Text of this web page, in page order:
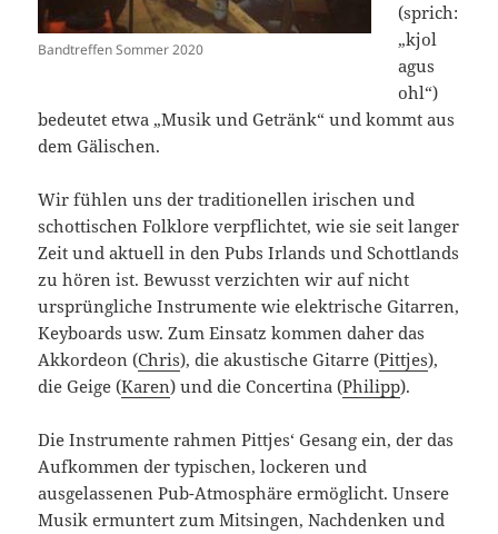
Bandtreffen Sommer 2020
(sprich:
„kjol
agus
ohl“)
bedeutet etwa „Musik und Getränk“ und kommt aus
dem Gälischen.
Wir fühlen uns der traditionellen irischen und
schottischen Folklore verpflichtet, wie sie seit langer
Zeit und aktuell in den Pubs Irlands und Schottlands
zu hören ist. Bewusst verzichten wir auf nicht
ursprüngliche Instrumente wie elektrische Gitarren,
Keyboards usw. Zum Einsatz kommen daher das
Akkordeon (Chris), die akustische Gitarre (Pittjes),
die Geige (Karen) und die Concertina (Philipp).
Die Instrumente rahmen Pittjes‘ Gesang ein, der das
Aufkommen der typischen, lockeren und
ausgelassenen Pub-Atmosphäre ermöglicht. Unsere
Musik ermuntert zum Mitsingen, Nachdenken und